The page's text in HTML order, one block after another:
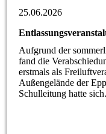
25.06.2026
Aufgrund der
fand die
erstmals als
Außengelände der
Schulleitung hatte